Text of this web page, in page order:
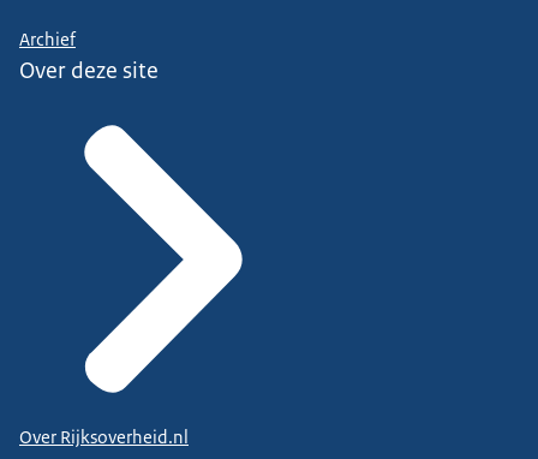
Archief
Over deze site
Over Rijksoverheid.nl